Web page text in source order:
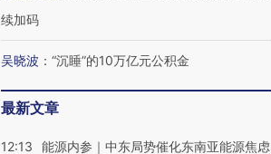
续加码
吴晓波 ： “沉睡”的10万亿元公积金
最新文章
12:13
能源内参｜中东局势催化东南亚能源焦虑